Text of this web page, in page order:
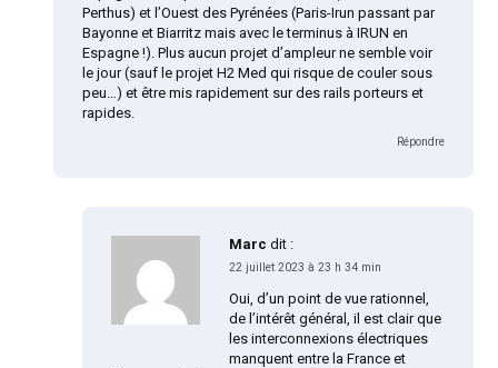
Perthus) et l’Ouest des Pyrénées (Paris-Irun passant par
Bayonne et Biarritz mais avec le terminus à IRUN en
Espagne !). Plus aucun projet d’ampleur ne semble voir
le jour (sauf le projet H2 Med qui risque de couler sous
peu…) et être mis rapidement sur des rails porteurs et
rapides.
Répondre
Marc dit :
22 juillet 2023 à 23 h 34 min
Oui, d’un point de vue rationnel,
de l’intérêt général, il est clair que
les interconnexions électriques
manquent entre la France et